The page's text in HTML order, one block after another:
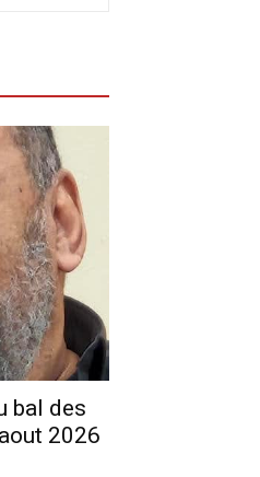
bal des
2026